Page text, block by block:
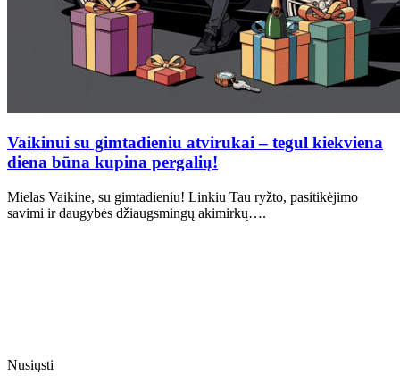
Vaikinui su gimtadieniu atvirukai – tegul kiekviena
diena būna kupina pergalių!
Mielas Vaikine, su gimtadieniu! Linkiu Tau ryžto, pasitikėjimo
savimi ir daugybės džiaugsmingų akimirkų….
Nusiųsti